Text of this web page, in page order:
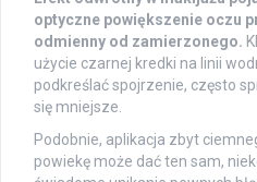
optyczne powiększenie oczu
odmienny od zamierzonego.
użycie czarnej kredki na linii
podkreślać spojrzenie, często
się mniejsze.
Podobnie, aplikacja zbyt
powiekę może dać ten sam,